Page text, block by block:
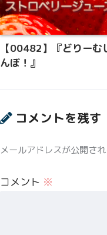
【00482】『どりーむ
んぼ！』
コメントを残す
メールアドレスが公開さ
コメント ※